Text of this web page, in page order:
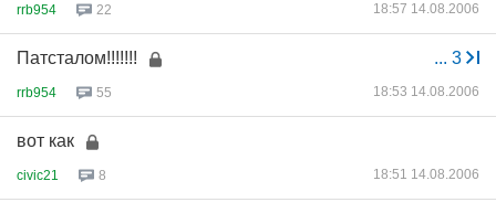
rrb954 22 18:57 14.08.2006
... 3
Патсталом!!!!!!!
rrb954 55 18:53 14.08.2006
вот как
civic21 8 18:51 14.08.2006